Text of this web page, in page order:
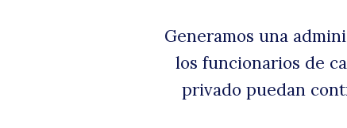
Generamos una
los funcionarios de
privado puedan